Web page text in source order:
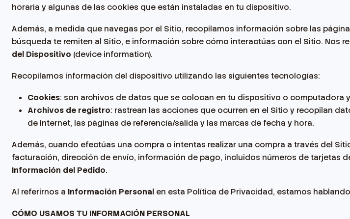
horaria y algunas de las cookies que están instaladas en tu dispositivo.
Además, a medida que navegas por el Sitio, recopilamos información sobre las
búsqueda te remiten al Sitio, e información sobre cómo interactúas con el Sitio.
del Dispositivo (device information).
Recopilamos información del dispositivo utilizando las siguientes tecnologías:
Cookies: son archivos de datos que se colocan en tu dispositivo o
Archivos de registro: rastrean las acciones que ocurren en el Sitio y recopilan
de Internet, las páginas de referencia/salida y las marcas de fecha y hora.
Además, cuando efectúas una compra o intentas realizar una compra a través del
facturación, dirección de envío, información de pago, incluidos números de tarjetas
Información del Pedido.
Al referirnos a Información Personal en esta Política de Privacidad, estamos
CÓMO USAMOS TU INFORMACIÓN PERSONAL